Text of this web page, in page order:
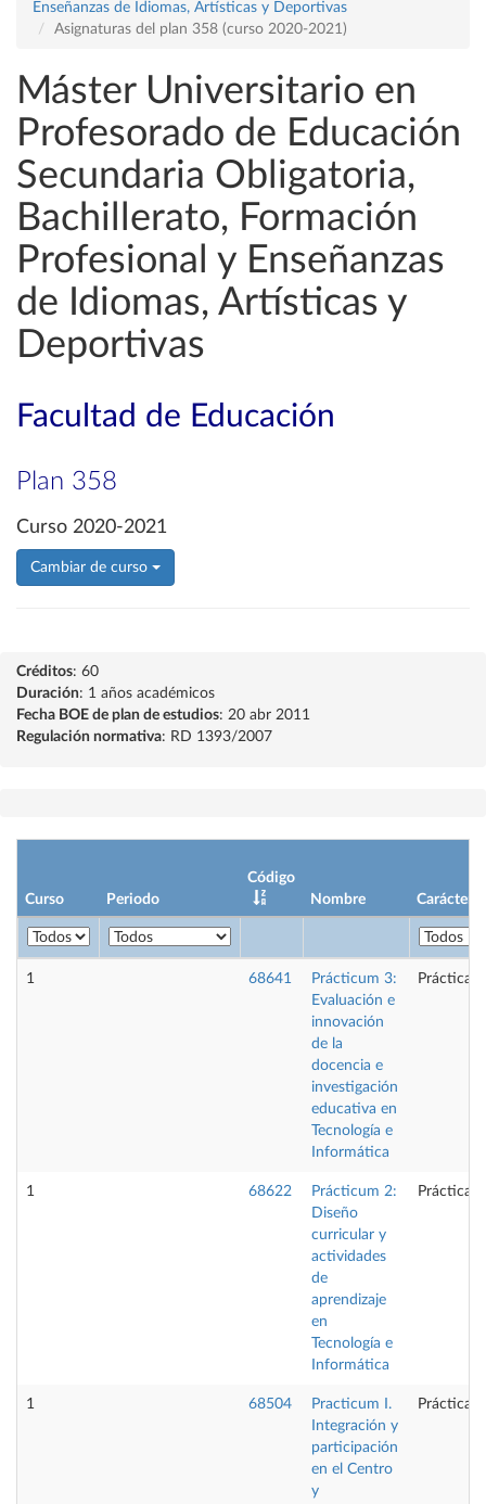
Enseñanzas de Idiomas, Artísticas y Deportivas
Asignaturas del plan 358 (curso 2020-2021)
Máster Universitario en
Profesorado de Educación
Secundaria Obligatoria,
Bachillerato, Formación
Profesional y Enseñanzas
de Idiomas, Artísticas y
Deportivas
Facultad de Educación
Plan 358
Curso 2020-2021
Cambiar de curso
Créditos: 60
Duración: 1 años académicos
Fecha BOE de plan de estudios: 20 abr 2011
Regulación normativa: RD 1393/2007
Curso Periodo
Código
Nombre
Carácter
1 68641
Prácticum 3:
Evaluación e
innovación
de la
docencia e
investigación
educativa en
Tecnología e
Informática
Prácticas
1 68622
Prácticum 2:
Diseño
curricular y
actividades
de
aprendizaje
en
Tecnología e
Informática
Prácticas
1 68504
Practicum I.
Integración y
participación
en el Centro
y
Prácticas